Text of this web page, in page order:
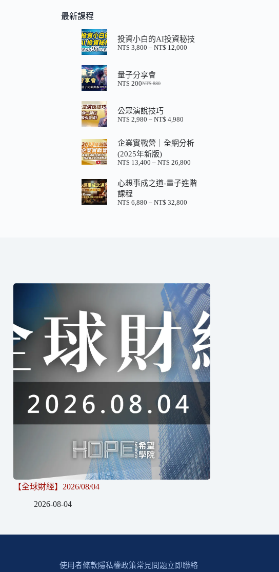
最新課程
投資小白的AI投資秘技
NT$ 3,800 – NT$ 12,000
量子分享會
NT$880
原
價
格：
NT$ 200
目
價
格：
公眾演說技巧
NT$ 2,980 – NT$ 4,980
範
圍：
到
企業實戰營｜全網分析
(2025年新版)
NT$ 13,400 – NT$ 26,800
範
心想事成之道-量子進階
課程
NT$ 6,880 – NT$ 32,800
【全球財經】2026/08/04
2026-08-04
使用者條款隱私權政策常見問題立即聯絡